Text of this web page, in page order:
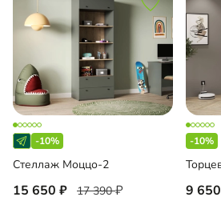
-10%
Стеллаж Моццо-2
15 650 17 390
-10%
9 650